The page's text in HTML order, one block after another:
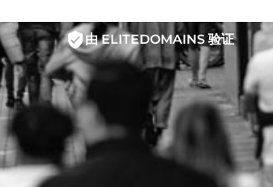
verified_user由 ELITEDOMAINS 验证